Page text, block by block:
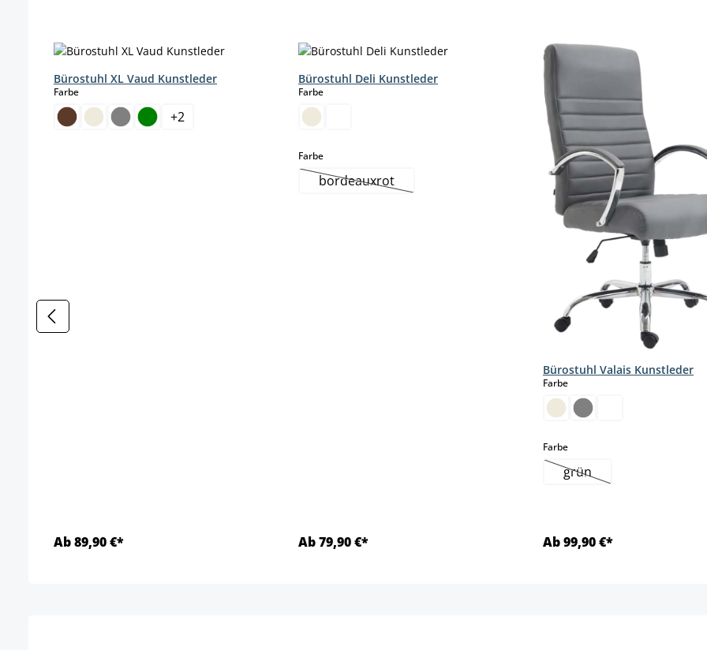
Bürostuhl XL Vaud Kunstleder
Farbeauswählen
+2
Ab 89,90 €*
Bürostuhl Deli Kunstleder
Farbeauswählen
Farbeauswählen
bordeauxrot(Diese Option ist zurzeit nicht verfügbar.)
Ab 79,90 €*
Bürostuhl Valais Kunstleder
Farbeauswählen
Farbeauswählen
grün(Diese Option ist zurzeit
Ab 99,90 €*